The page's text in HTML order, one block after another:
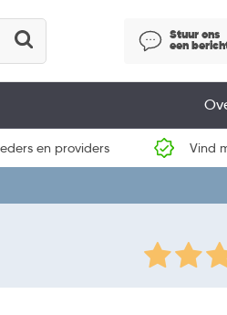
Stuur ons
een
en providers Vind